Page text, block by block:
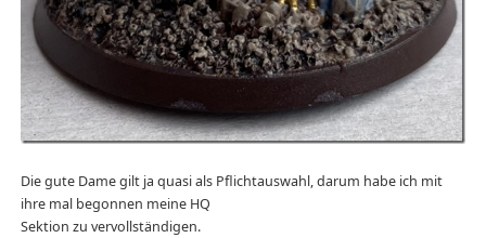
Die gute Dame gilt ja quasi als Pflichtauswahl, darum habe ich mit
ihre mal begonnen meine HQ
Sektion zu vervollständigen.